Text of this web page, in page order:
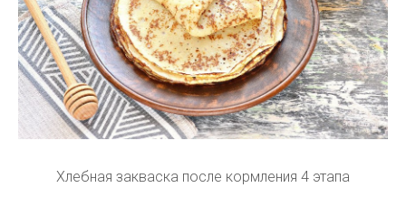
Хлебная закваска после кормления 4 этапа